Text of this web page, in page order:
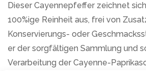
Dieser Cayennepfeffer zeichnet
100%ige Reinheit aus, frei von
Konservierungs- oder
er der sorgfältigen Sammlung und
Verarbeitung der Cayenne-